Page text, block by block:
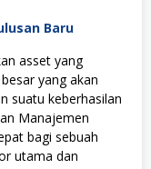
Baru
asset yang
yang akan
suatu keberhasilan
Manajemen
bagi sebuah
utama dan